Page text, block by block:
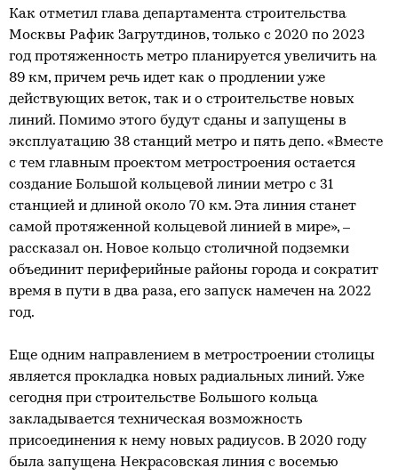
Как отметил глава департамента строительства
Москвы Рафик Загрутдинов, только с 2020 по 2023
год протяженность метро планируется увеличить на
89 км, причем речь идет как о продлении уже
действующих веток, так и о строительстве новых
линий. Помимо этого будут сданы и запущены в
эксплуатацию 38 станций метро и пять депо. «Вместе
с тем главным проектом метростроения остается
создание Большой кольцевой линии метро с 31
станцией и длиной около 70 км. Эта линия станет
самой протяженной кольцевой линией в мире», –
рассказал он. Новое кольцо столичной подземки
объединит периферийные районы города и сократит
время в пути в два раза, его запуск намечен на 2022
год.
Еще одним направлением в метростроении столицы
является прокладка новых радиальных линий. Уже
сегодня при строительстве Большого кольца
закладывается техническая возможность
присоединения к нему новых радиусов. В 2020 году
была запущена Некрасовская линия с восемью